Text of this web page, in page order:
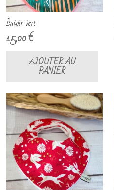
Bavoir vert
15,00€
AJOUTER AU
PANIER